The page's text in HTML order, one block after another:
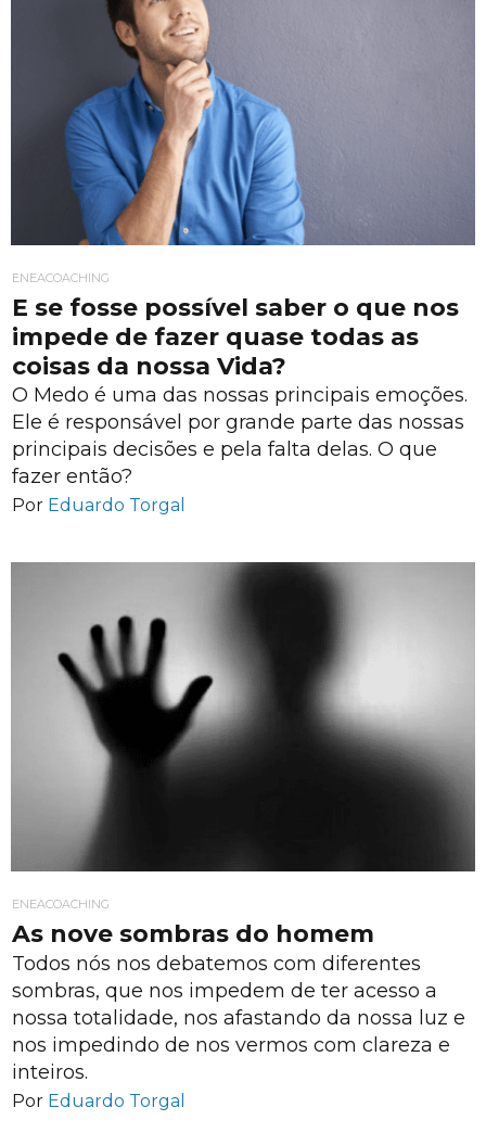
ENEACOACHING
E se fosse possível saber o que nos
impede de fazer quase todas as
coisas da nossa Vida?
O Medo é uma das nossas principais emoções.
Ele é responsável por grande parte das nossas
principais decisões e pela falta delas. O que
fazer então?
Por Eduardo Torgal
ENEACOACHING
As nove sombras do homem
Todos nós nos debatemos com diferentes
sombras, que nos impedem de ter acesso a
nossa totalidade, nos afastando da nossa luz e
nos impedindo de nos vermos com clareza e
inteiros.
Por Eduardo Torgal